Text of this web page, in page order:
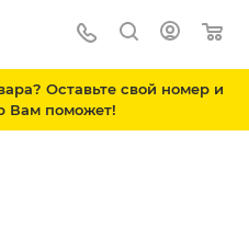
Оставьте свой номер и
Вам поможет!